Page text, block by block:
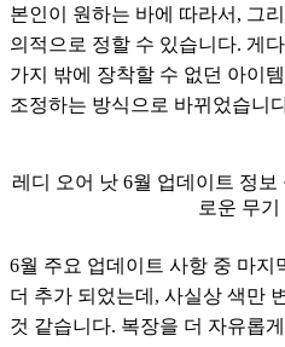
본인이 원하는 바에 따라서, 그
의적으로 정할 수 있습니다. 게
가지 밖에 장착할 수 없던 아이
조정하는 방식으로 바뀌었습니
레디 오어 낫 6월 업데이트 정
로운 무기
6월 주요 업데이트 사항 중 마지
더 추가 되었는데, 사실상 색만
것 같습니다. 복장을 더 자유롭